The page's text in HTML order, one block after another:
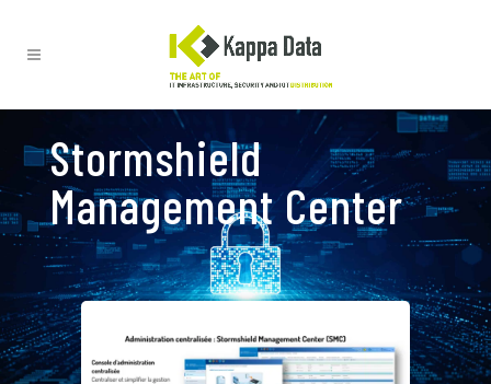
Stormshield
Management Center